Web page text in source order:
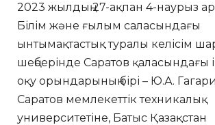
2023 жылдың 27-ақпан 4-наурыз
Білім және ғылым саласындағы
ынтымақтастық туралы келісім
шеңберінде Саратов қаласындағы
оқу орындарының бірі – Ю.А.
Саратов мемлекеттік техникалық
университетіне, Батыс Қазақстан